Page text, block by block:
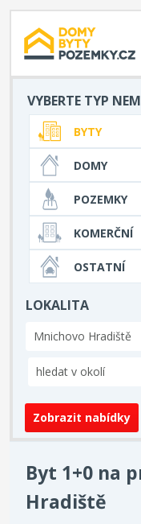
VYBERTE TYP
BYTY
DOMY
POZEMKY
KOMERČNÍ
OSTATNÍ
LOKALITA
hledat v okolí
Byt 1+0 na
Hradiště